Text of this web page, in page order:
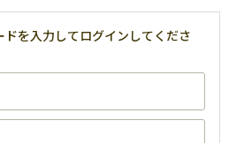
を入力してログインしてくださ